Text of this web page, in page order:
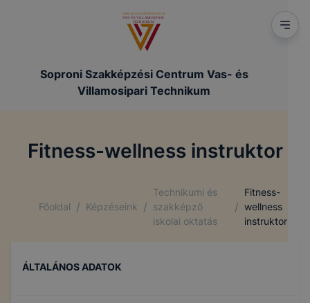
Soproni Szakképzési Centrum Vas- és
Villamosipari Technikum
Fitness-wellness instruktor
Főoldal / Képzéseink /
Technikumi és
szakképző
iskolai oktatás
/
Fitness-
wellness
instruktor
ÁLTALÁNOS ADATOK